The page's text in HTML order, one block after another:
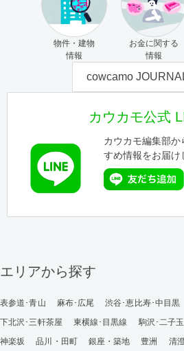
物件・建物
情報
お金に関する
情報
cowcamo
カウカモ公式
カウカモ編集部
すめ情報をお届け
エリアから探す
表参道･青山 麻布･広尾 渋谷･恵比寿･中目黒
下北沢･三軒茶屋
東横線･目黒線 駒沢･二子玉
神楽坂
品川・田町 銀座・築地 豊洲 清